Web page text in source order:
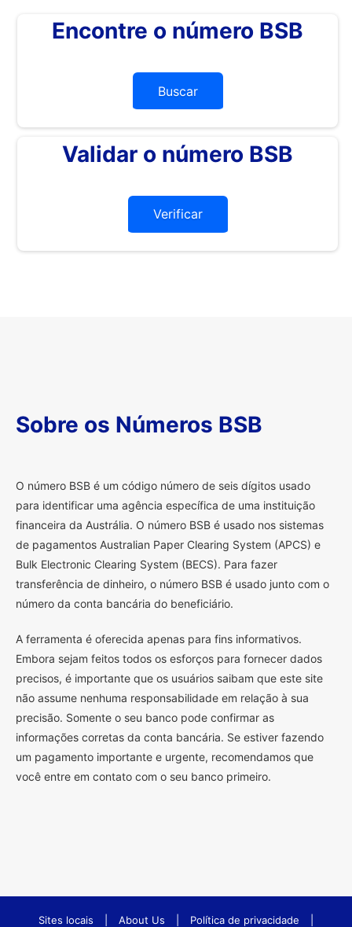
Encontre o número BSB
Buscar
Validar o número BSB
Verificar
Sobre os Números BSB
O número BSB é um código número de seis dígitos usado
para identificar uma agência específica de uma instituição
financeira da Austrália. O número BSB é usado nos sistemas
de pagamentos Australian Paper Clearing System (APCS) e
Bulk Electronic Clearing System (BECS). Para fazer
transferência de dinheiro, o número BSB é usado junto com o
número da conta bancária do beneficiário.
A ferramenta é oferecida apenas para fins informativos.
Embora sejam feitos todos os esforços para fornecer dados
precisos, é importante que os usuários saibam que este site
não assume nenhuma responsabilidade em relação à sua
precisão. Somente o seu banco pode confirmar as
informações corretas da conta bancária. Se estiver fazendo
um pagamento importante e urgente, recomendamos que
você entre em contato com o seu banco primeiro.
Sites locais About Us Política de privacidade